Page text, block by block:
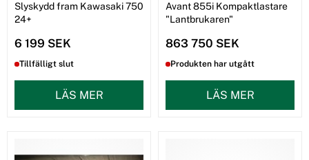
Slyskydd fram Kawasaki 750
24+
6 199 SEK
Tillfälligt slut
LÄS MER
Avant 855i Kompaktlastare
"Lantbrukaren"
863 750 SEK
Produkten har utgått
LÄS MER